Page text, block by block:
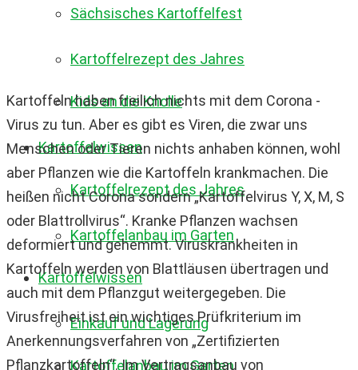
Kartoffelrezept des Jahres
Kartoffelwissen
Kartoffelanbau im Garten
Einkauf und Lagerung
Sächsisches Kartoffelfest
Kids an die Knolle
Kartoffelrezept des Jahres
Kartoffelwissen
Kartoffelanbau im Garten
Kartoffeln haben freilich nichts mit dem Corona -
Virus zu tun. Aber es gibt es Viren, die zwar uns
Menschen oder Tieren nichts anhaben können, wohl
aber Pflanzen wie die Kartoffeln krankmachen. Die
heißen nicht Corona sondern „Kartoffelvirus Y, X, M, S
oder Blattrollvirus“. Kranke Pflanzen wachsen
deformiert und gehemmt. Viruskrankheiten in
Kartoffeln werden von Blattläusen übertragen und
auch mit dem Pflanzgut weitergegeben. Die
Virusfreiheit ist ein wichtiges Prüfkriterium im
Anerkennungsverfahren von „Zertifizierten
Pflanzkartoffeln“. Im Vertragsanbau von